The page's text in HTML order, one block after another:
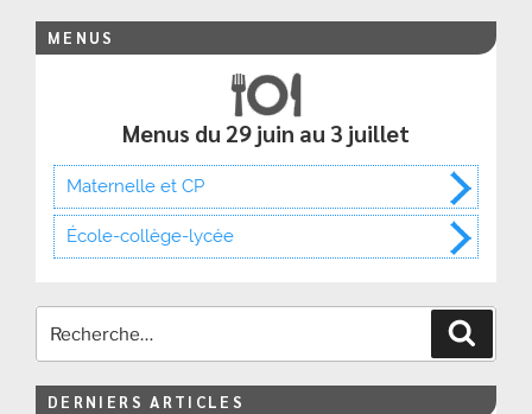
MENUS
Menus du 29 juin au 3 juillet
Maternelle et CP
École-collège-lycée
DERNIERS ARTICLES